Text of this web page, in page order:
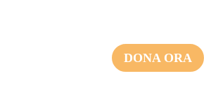
DONA ORA